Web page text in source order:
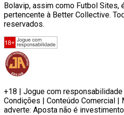
Bolavip, assim como Futbol Sites,
pertencente à Better Collective.
reservados.
+18 | Jogue com
Condições | Conteúdo Comercial |
adverte: Aposta não é